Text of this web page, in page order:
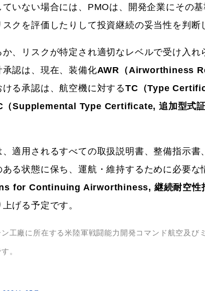
いない場合には、PMOは、開発企業にその
クを評価したりして投資継続の妥当性を判断
、リスクが特定され適切なレベルで受け入れ
認は、現在、装備化AWR（Airworthiness
る承認は、航空機に対するTC（Type
（Supplemental Type Certificate, 追加型式証
適用されるすべての取扱説明書、整備指示書
る状態に保ち、運航・維持するために必要な
for Continuing Airworthiness, 継続耐空性
げる予定です。
工廠に所在する米陸軍戦闘能力開発コマンド航空及び
。